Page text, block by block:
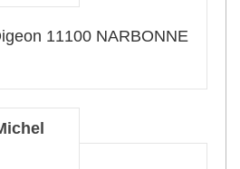
11100 NARBONNE